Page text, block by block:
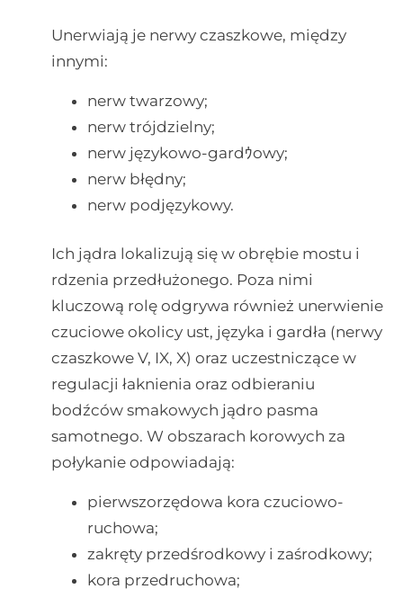
Unerwiają je nerwy czaszkowe, między
innymi:
nerw twarzowy;
nerw trójdzielny;
nerw językowo-gardｳowy;
nerw błędny;
nerw podjęzykowy.
Ich jądra lokalizują się w obrębie mostu i
rdzenia przedłużonego. Poza nimi
kluczową rolę odgrywa również unerwienie
czuciowe okolicy ust, języka i gardła (nerwy
czaszkowe V, IX, X) oraz uczestniczące w
regulacji łaknienia oraz odbieraniu
bodźców smakowych jądro pasma
samotnego. W obszarach korowych za
połykanie odpowiadają:
pierwszorzędowa kora czuciowo-
ruchowa;
zakręty przedśrodkowy i zaśrodkowy;
kora przedruchowa;